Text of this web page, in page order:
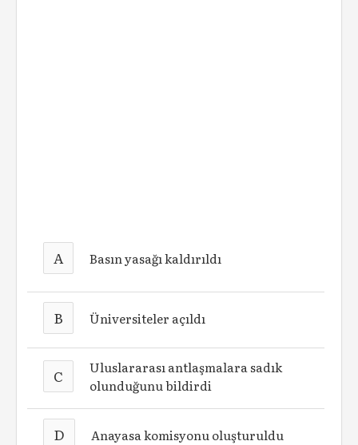
A Basın yasağı kaldırıldı
B Üniversiteler açıldı
C
Uluslararası antlaşmalara sadık
olunduğunu bildirdi
D Anayasa komisyonu oluşturuldu